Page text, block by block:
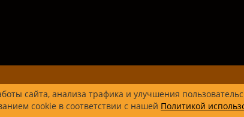
сайта, анализа трафика и улучшения
cookie в соответствии с нашей Политикой